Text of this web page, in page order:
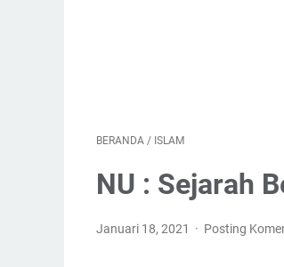
BERANDA / ISLAM
NU : Sejarah
Januari 18, 2021 Posting